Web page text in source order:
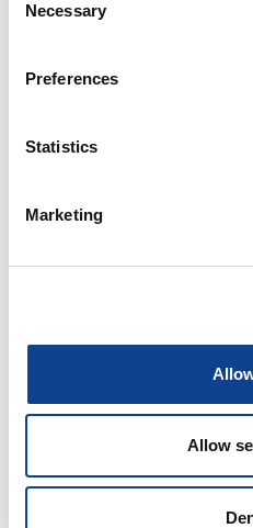
Selection
Necessary
Preferences
Statistics
Marketing
Allow
tecniche
Open Badge